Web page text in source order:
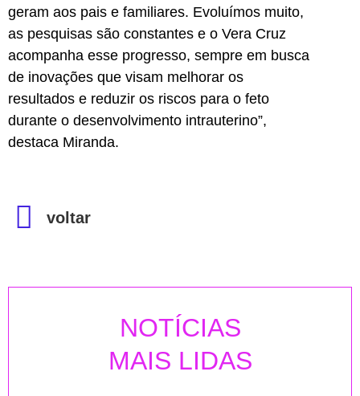
geram aos pais e familiares. Evoluímos muito,
as pesquisas são constantes e o Vera Cruz
acompanha esse progresso, sempre em busca
de inovações que visam melhorar os
resultados e reduzir os riscos para o feto
durante o desenvolvimento intrauterino”,
destaca Miranda.
voltar
NOTÍCIAS
MAIS LIDAS